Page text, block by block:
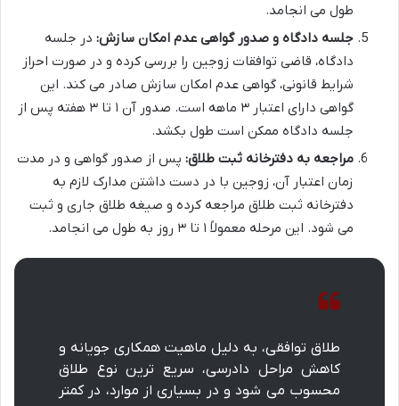
طول می انجامد.
جلسه دادگاه و صدور گواهی عدم امکان سازش: در جلسه
دادگاه، قاضی توافقات زوجین را بررسی کرده و در صورت احراز
شرایط قانونی، گواهی عدم امکان سازش صادر می کند. این
گواهی دارای اعتبار ۳ ماهه است. صدور آن ۱ تا ۳ هفته پس از
جلسه دادگاه ممکن است طول بکشد.
مراجعه به دفترخانه ثبت طلاق: پس از صدور گواهی و در مدت
زمان اعتبار آن، زوجین با در دست داشتن مدارک لازم به
دفترخانه ثبت طلاق مراجعه کرده و صیغه طلاق جاری و ثبت
می شود. این مرحله معمولاً ۱ تا ۳ روز به طول می انجامد.
طلاق توافقی، به دلیل ماهیت همکاری جویانه و
کاهش مراحل دادرسی، سریع ترین نوع طلاق
محسوب می شود و در بسیاری از موارد، در کمتر